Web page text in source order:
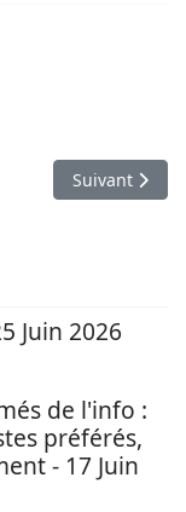
2018 : Les
Article
Suivant
Juin 2026
de l'info :
préférés,
- 17 Juin